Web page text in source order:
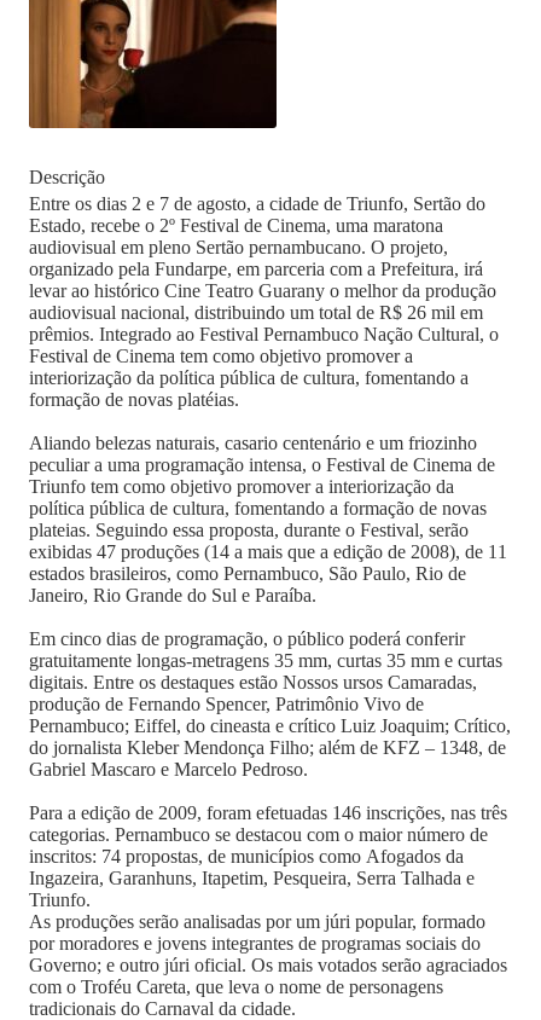
Descrição
Entre os dias 2 e 7 de agosto, a cidade de Triunfo, Sertão do
Estado, recebe o 2º Festival de Cinema, uma maratona
audiovisual em pleno Sertão pernambucano. O projeto,
organizado pela Fundarpe, em parceria com a Prefeitura, irá
levar ao histórico Cine Teatro Guarany o melhor da produção
audiovisual nacional, distribuindo um total de R$ 26 mil em
prêmios. Integrado ao Festival Pernambuco Nação Cultural, o
Festival de Cinema tem como objetivo promover a
interiorização da política pública de cultura, fomentando a
formação de novas platéias.
Aliando belezas naturais, casario centenário e um friozinho
peculiar a uma programação intensa, o Festival de Cinema de
Triunfo tem como objetivo promover a interiorização da
política pública de cultura, fomentando a formação de novas
plateias. Seguindo essa proposta, durante o Festival, serão
exibidas 47 produções (14 a mais que a edição de 2008), de 11
estados brasileiros, como Pernambuco, São Paulo, Rio de
Janeiro, Rio Grande do Sul e Paraíba.
Em cinco dias de programação, o público poderá conferir
gratuitamente longas-metragens 35 mm, curtas 35 mm e curtas
digitais. Entre os destaques estão Nossos ursos Camaradas,
produção de Fernando Spencer, Patrimônio Vivo de
Pernambuco; Eiffel, do cineasta e crítico Luiz Joaquim; Crítico,
do jornalista Kleber Mendonça Filho; além de KFZ – 1348, de
Gabriel Mascaro e Marcelo Pedroso.
Para a edição de 2009, foram efetuadas 146 inscrições, nas três
categorias. Pernambuco se destacou com o maior número de
inscritos: 74 propostas, de municípios como Afogados da
Ingazeira, Garanhuns, Itapetim, Pesqueira, Serra Talhada e
Triunfo.
As produções serão analisadas por um júri popular, formado
por moradores e jovens integrantes de programas sociais do
Governo; e outro júri oficial. Os mais votados serão agraciados
com o Troféu Careta, que leva o nome de personagens
tradicionais do Carnaval da cidade.